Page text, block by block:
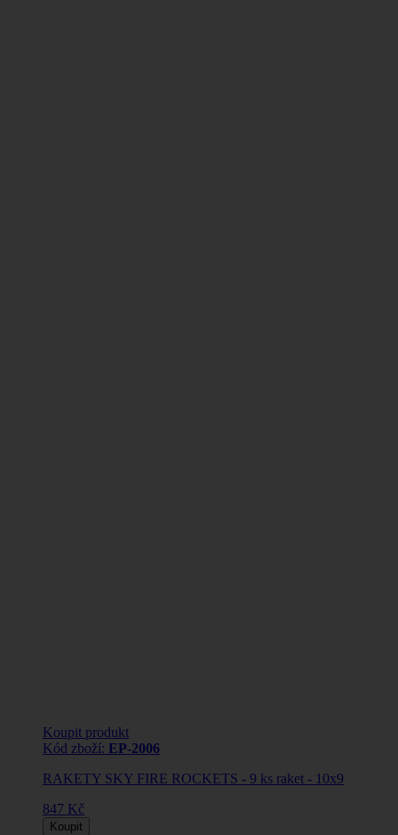
Koupit produkt
Kód zboží: EP-2006
RAKETY SKY FIRE ROCKETS - 9 ks raket - 10x9
847 Kč
Koupit